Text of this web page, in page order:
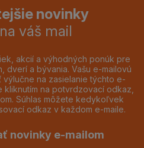
novinky
váš mail
akcií a výhodných ponúk pre
dverí a bývania. Vašu e-mailovú
na zasielanie týchto e-
kliknutím na potvrdzovací odkaz,
Súhlas môžete kedykoľvek
odkaz v každom e-maile.
novinky e-mailom